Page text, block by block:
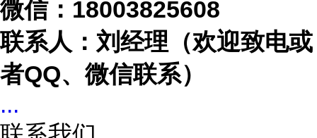
微信： 18003825608
联系人：刘经理（欢迎致电或
者QQ、微信联系）
...